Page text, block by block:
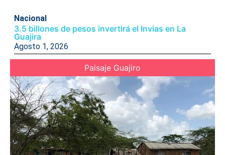
Nacional
3.5 billones de pesos invertirá el Invias en La
Guajira
Agosto 1, 2026
Paisaje Guajiro